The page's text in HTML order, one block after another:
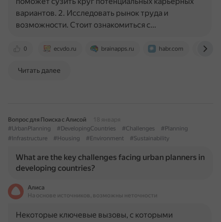
0 ecvdo.ru brainapps.ru habr.com
вариантов. 2. Исследовать рынок труда и
возможности. Стоит ознакомиться с…
Читать далее
Вопрос для Поиска с Алисой
18 января
#UrbanPlanning
#DevelopingCountries #Challenges
#Planning
#Infrastructure
#Housing #Environment #Sustainability
What are the key challenges facing urban planners in
developing countries?
Алиса
На основе источников, возможны неточности
Некоторые ключевые вызовы, с которыми